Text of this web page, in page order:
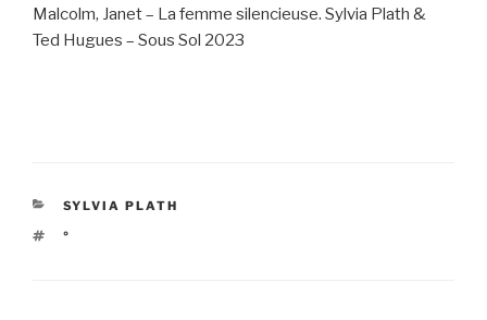
Malcolm, Janet – La femme silencieuse. Sylvia Plath &
Ted Hugues – Sous Sol 2023
CATÉGORIES
SYLVIA PLATH
ÉTIQUETTES
°